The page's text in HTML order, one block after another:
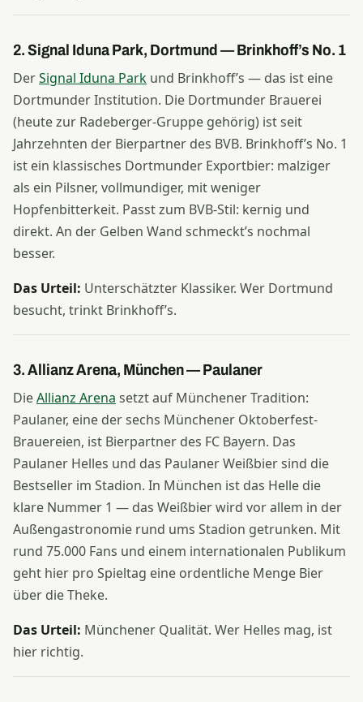
2. Signal Iduna Park, Dortmund — Brinkhoff’s No. 1
DerSignal Iduna Park und Brinkhoff’s — das ist eine
Dortmunder Institution. Die Dortmunder Brauerei
(heute zur Radeberger-Gruppe gehörig) ist seit
Jahrzehnten der Bierpartner des BVB. Brinkhoff’s No. 1
ist ein klassisches Dortmunder Exportbier: malziger
als ein Pilsner, vollmundiger, mit weniger
Hopfenbitterkeit. Passt zum BVB-Stil: kernig und
direkt. An der Gelben Wand schmeckt’s nochmal
besser.
Das Urteil: Unterschätzter Klassiker. Wer Dortmund
besucht, trinkt Brinkhoff’s.
3. Allianz Arena, München — Paulaner
DieAllianz Arena setzt auf Münchener Tradition:
Paulaner, eine der sechs Münchener Oktoberfest-
Brauereien, ist Bierpartner des FC Bayern. Das
Paulaner Helles und das Paulaner Weißbier sind die
Bestseller im Stadion. In München ist das Helle die
klare Nummer 1 — das Weißbier wird vor allem in der
Außengastronomie rund ums Stadion getrunken. Mit
rund 75.000 Fans und einem internationalen Publikum
geht hier pro Spieltag eine ordentliche Menge Bier
über die Theke.
Das Urteil: Münchener Qualität. Wer Helles mag, ist
hier richtig.